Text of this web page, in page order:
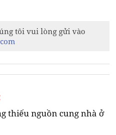
tôi vui lòng gửi vào
thiếu nguồn cung nhà ở